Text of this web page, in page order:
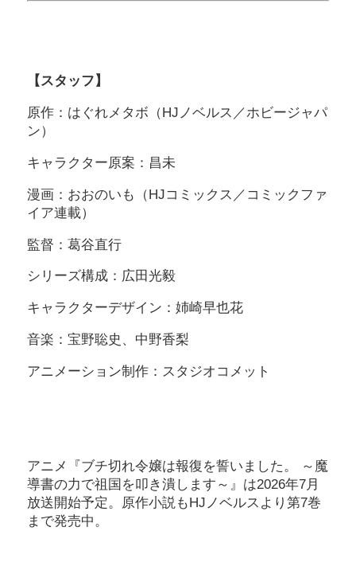
【スタッフ】
原作：はぐれメタボ（HJノベルス／ホビージャパ
ン）
キャラクター原案：昌未
漫画：おおのいも（HJコミックス／コミックファ
イア連載）
監督：葛谷直行
シリーズ構成：広田光毅
キャラクターデザイン：姉崎早也花
音楽：宝野聡史、中野香梨
アニメーション制作：スタジオコメット
アニメ『ブチ切れ令嬢は報復を誓いました。 ～魔
導書の力で祖国を叩き潰します～』は2026年7月
放送開始予定。原作小説もHJノベルスより第7巻
まで発売中。